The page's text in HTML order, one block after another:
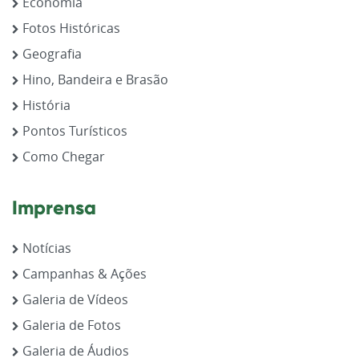
Fotos Históricas
Geografia
Hino, Bandeira e Brasão
História
Pontos Turísticos
Como Chegar
Imprensa
Notícias
Campanhas & Ações
Galeria de Vídeos
Galeria de Fotos
Galeria de Áudios